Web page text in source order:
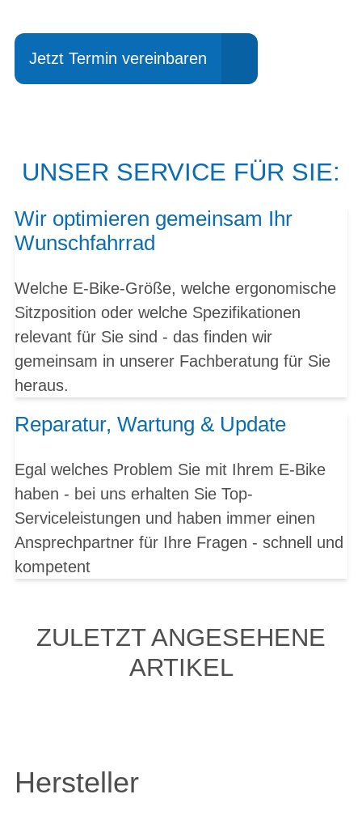
Jetzt Termin vereinbaren
UNSER SERVICE FÜR SIE:
Wir optimieren gemeinsam Ihr
Wunschfahrrad
Welche E-Bike-Größe, welche ergonomische
Sitzposition oder welche Spezifikationen
relevant für Sie sind - das finden wir
gemeinsam in unserer Fachberatung für Sie
heraus.
Reparatur, Wartung & Update
Egal welches Problem Sie mit Ihrem E-Bike
haben - bei uns erhalten Sie Top-
Serviceleistungen und haben immer einen
Ansprechpartner für Ihre Fragen - schnell und
kompetent
ZULETZT ANGESEHENE
ARTIKEL
Hersteller